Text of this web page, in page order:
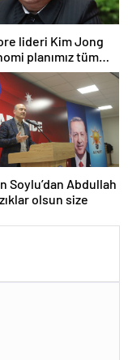
lideri Kim Jong
planımız tüm
başarısız oldu
Soylu’dan Abdullah
olsun size